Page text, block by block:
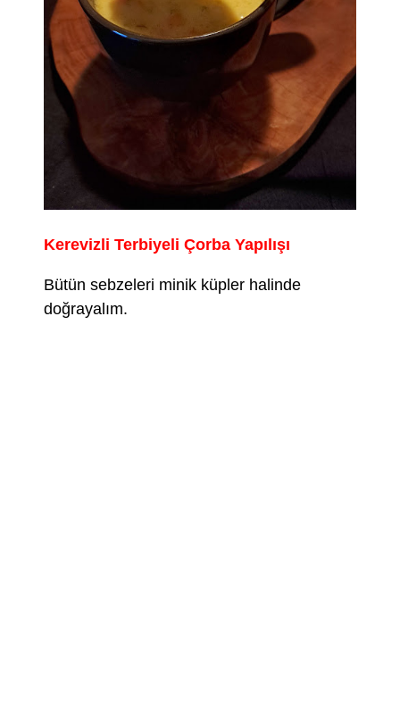
Kerevizli Terbiyeli Çorba Yapılışı
Bütün sebzeleri minik küpler halinde
doğrayalım.